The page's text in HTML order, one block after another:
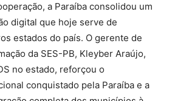
a Paraíba consolidou um
digital que hoje serve de
estados do país. O gerente de
da SES-PB, Kleyber Araújo,
no estado, reforçou o
conquistado pela Paraíba e a